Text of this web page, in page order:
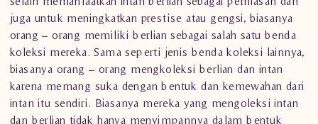
juga untuk meningkatkan prestise atau gengsi, biasanya
orang – orang memiliki berlian sebagai salah satu benda
koleksi mereka. Sama seperti jenis benda koleksi lainnya,
biasanya orang – orang mengkoleksi berlian dan intan
karena memang suka dengan bentuk dan kemewahan dari
intan itu sendiri. Biasanya mereka yang mengoleksi intan
dan berlian tidak hanya menyimpannya dalam bentuk